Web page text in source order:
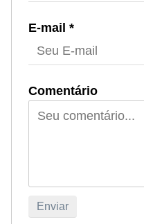
E-mail *
Comentário